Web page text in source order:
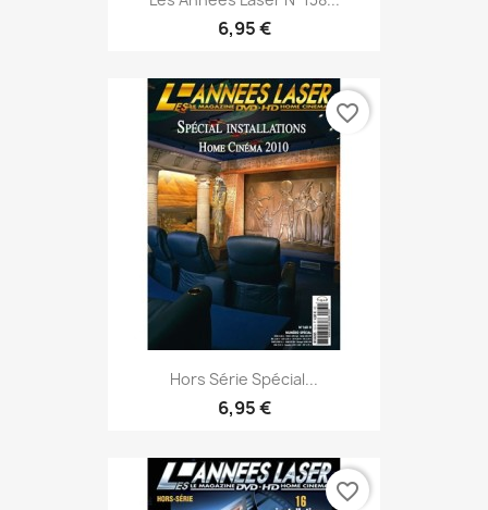
6,95 €
Hors Série Spécial...
6,95 €
favorite_border
favorite_border